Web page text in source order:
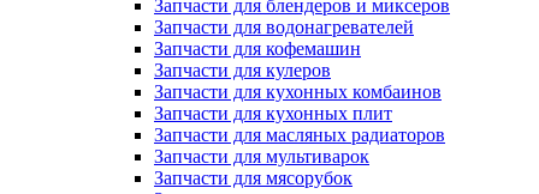
Запчасти для блендеров и миксеров
Запчасти для водонагревателей
Запчасти для кофемашин
Запчасти для кулеров
Запчасти для кухонных комбаинов
Запчасти для кухонных плит
Запчасти для масляных радиаторов
Запчасти для мультиварок
Запчасти для мясорубок